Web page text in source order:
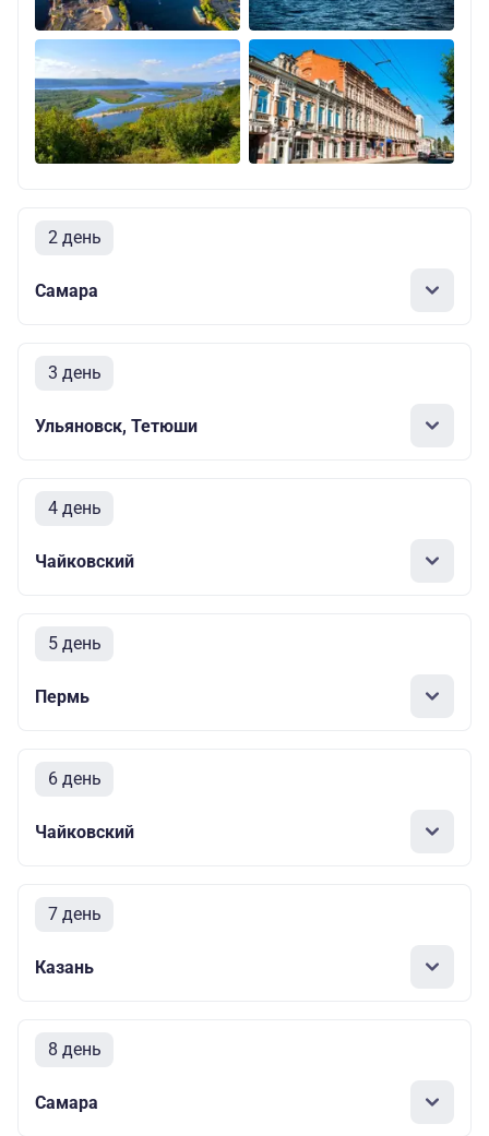
2 день
Самара
3 день
Ульяновск, Тетюши
4 день
Чайковский
5 день
Пермь
6 день
Чайковский
7 день
Казань
8 день
Самара